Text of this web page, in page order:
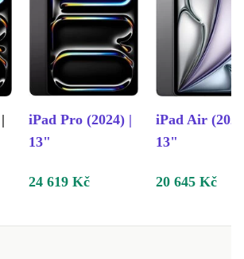
iPad Pro (2024) |
13"
iPad Air
13"
24 619 Kč 20 645 Kč